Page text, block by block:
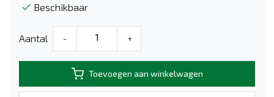
Beschikbaar
Aantal - +
Toevoegen aan winkelwagen